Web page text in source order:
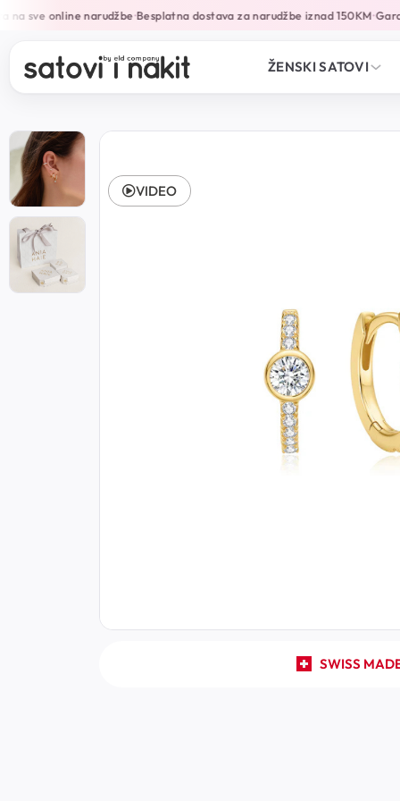
na sve online narudžbe•Besplatna dostava za narudžbe iznad 150KM•
ŽENSKI SATOVI
SWISS
VIDEO